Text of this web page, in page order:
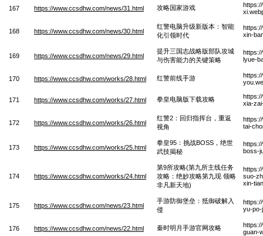
167 https://www.ccsdhw.com/news/31.html 攻略国家游戏
168 https://www.ccsdhw.com/news/30.html
红警电脑升级新版本：智能
化引领时代
xin-
169 https://www.ccsdhw.com/news/29.html
提升三国志战略版部队攻城
与伤害能力的关键策略
lyue-
170 https://www.ccsdhw.com/works/28.html 红警前线手游
171 https://www.ccsdhw.com/works/27.html 拳皇电脑版下载攻略
xia-
172 https://www.ccsdhw.com/works/26.html
红警2：回归指挥台，重返
视角
tai-
173 https://www.ccsdhw.com/works/25.html
拳皇95：挑战BOSS，绝世
武技揭秘
boss-
174 https://www.ccsdhw.com/works/24.html
第9所攻略(第九所主线任务
攻略：绝妙攻略第九现 领略
非凡新天地)
suo-
xin-
175 https://www.ccsdhw.com/news/23.html
手游防御堡垒：抵御破解入
侵
yu-po-
176 https://www.ccsdhw.com/news/22.html 秦时明月手游官网攻略
guan-